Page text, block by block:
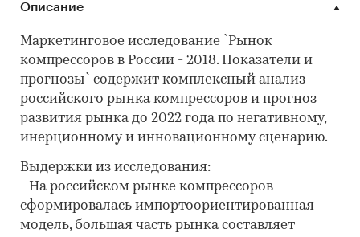
Описание
Маркетинговое исследование `Рынок
компрессоров в России - 2018. Показатели и
прогнозы` содержит комплексный анализ
российского рынка компрессоров и прогноз
развития рынка до 2022 года по негативному,
инерционному и инновационному сценарию.
Выдержки из исследования:
- На российском рынке компрессоров
сформировалась импортоориентированная
модель, большая часть рынка составляет